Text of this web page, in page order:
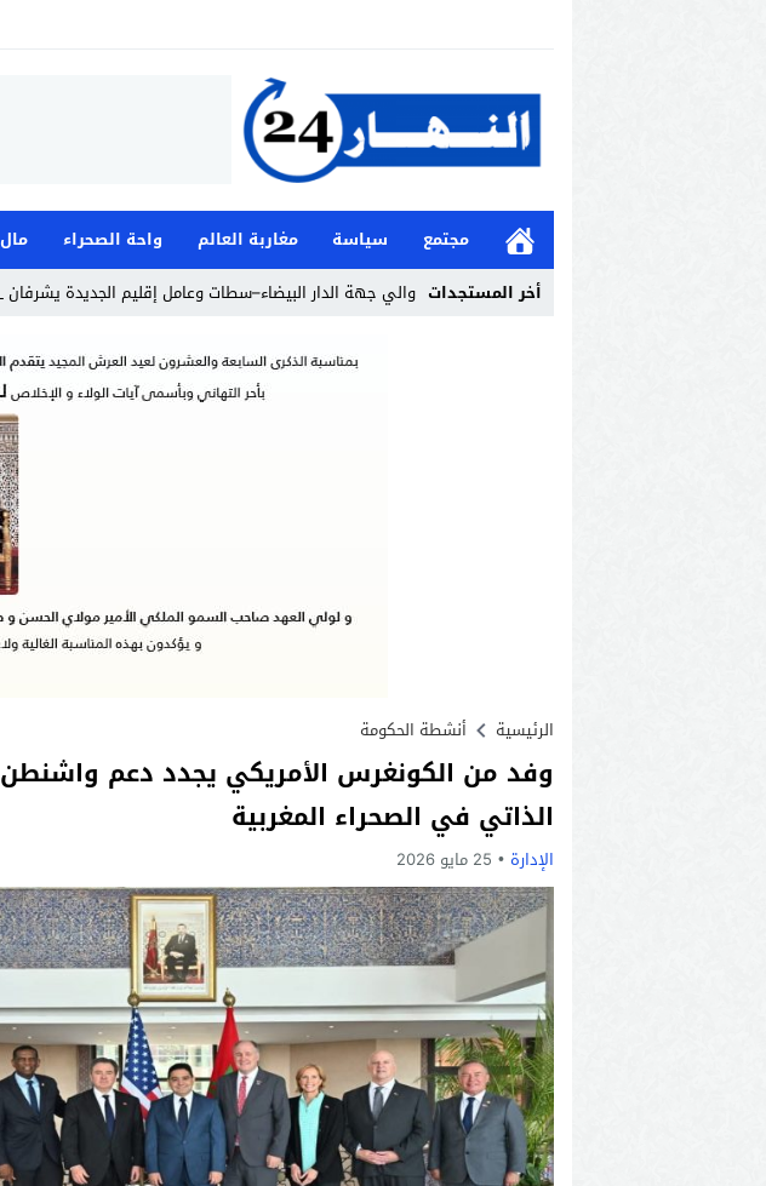
مجتمع سياسة مغاربة العالم واحة الصحراء
أخر المستجدات والي جهة الدار البيضاء–سطات وعامل إقليم الجديدة يشرفان
الرئيسية أنشطة الحكومة
وفد من الكونغرس الأمريكي يجدد دعم
الذاتي في الصحراء المغربية
الإدارة 25 مايو 2026